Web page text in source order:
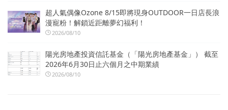
超人氣偶像Ozone 8/15即將現身OUTDOOR一日店長浪
漫寵粉！解鎖近距離夢幻福利！
2026/08/10
陽光房地產投資信託基金（「陽光房地產基金」） 截至
2026年6月30日止六個月之中期業績
2026/08/10